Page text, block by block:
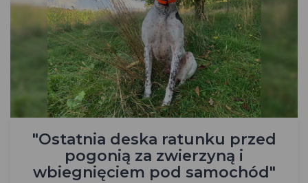
"Ostatnia deska ratunku przed
pogonią za zwierzyną i
wbiegnięciem pod samochód"